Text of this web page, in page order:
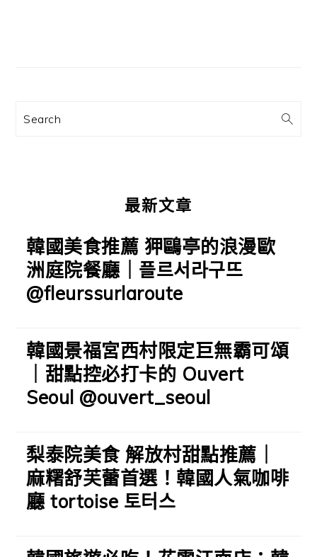
訊
Search
最新文章
韓國美食推薦 狎鷗亭的浪漫歐
洲庭院餐廳｜플르서라구뜨
@fleurssurlaroute
韓國景福宮西村限定巨無霸可頌
｜甜點控必打卡的 Ouvert
Seoul @ouvert_seoul
梨泰院美食 解放村甜點推薦｜
麻糬舒芙蕾首選！韓國人氣咖啡
廳 tortoise 토터스